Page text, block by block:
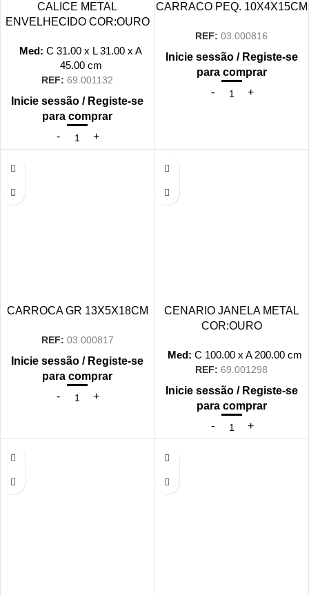
CALICE METAL
ENVELHECIDO COR:OURO
Med:C31.00 x L31.00 xA
45.00cm
REF:69.001132
Inicie sessão / Registe-se
para comprar
CARRACO PEQ. 10X4X15CM
REF:03.000816
Inicie sessão / Registe-se
para comprar
CARROCA GR 13X5X18CM
REF: 03.000817
Inicie sessão / Registe-se
para comprar
CENARIO JANELA METAL
COR:OURO
Med:C 100.00 xA 200.00 cm
REF:69.001298
Inicie sessão / Registe-se
para comprar